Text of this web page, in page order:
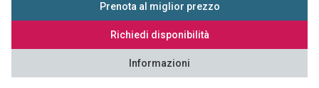
Prenota al miglior prezzo
Richiedi disponibilità
Informazioni